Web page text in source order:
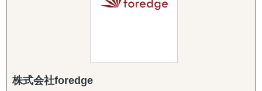
のある現地人財を配置し、海外進出後も継続的に支援でき
することが難しい時代です。
株式会社foredge